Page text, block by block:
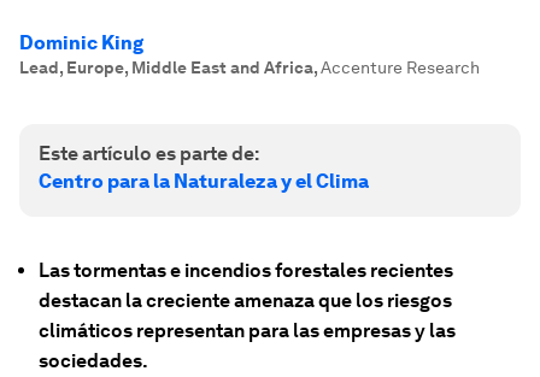
Dominic King
Lead, Europe, Middle East and Africa,Accenture Research
Este artículo es parte de:
Centro para la Naturaleza y el Clima
Las tormentas e incendios forestales recientes
destacan la creciente amenaza que los riesgos
climáticos representan para las empresas y las
sociedades.